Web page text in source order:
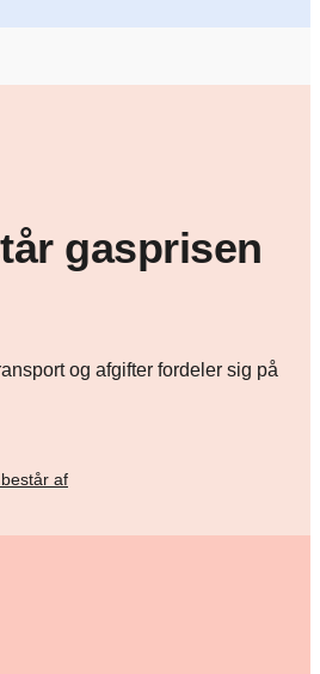
gasprisen
og afgifter fordeler sig på
af